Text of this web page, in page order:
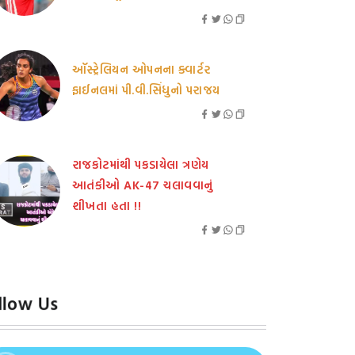
ઑસ્ટ્રેલિયન ઓપનના ક્વાર્ટર
ફાઈનલમાં પી.વી.સિંધુનો પરાજય
રાજકોટમાંથી પકડાયેલા ત્રણેય
આતંકીઓ AK-47 ચલાવવાનું
શીખતા હતા !!
Us